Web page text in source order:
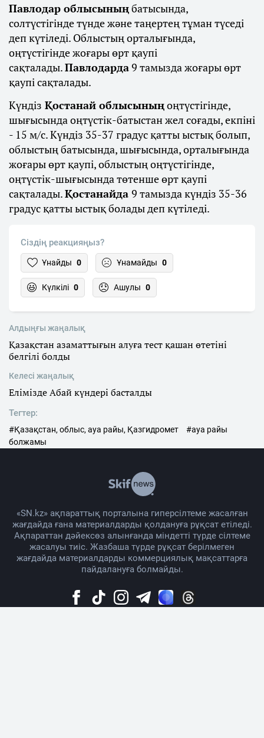
Павлодар облысыныңбатысында,
солтүстігінде түнде және таңертең тұман түседі
деп күтіледі. Облыстың орталығында,
оңтүстігінде жоғары өрт қаупі
сақталады.Павлодарда9 тамызда жоғары өрт
қаупі сақталады.
Күндіз Қостанай облысыныңоңтүстігінде,
шығысында оңтүстік-батыстан жел соғады, екпіні
- 15 м/с. Күндіз 35-37 градус қатты ыстық болып,
облыстың батысында, шығысында, орталығында
жоғары өрт қаупі, облыстың оңтүстігінде,
оңтүстік-шығысында төтенше өрт қаупі
сақталады.Қостанайда 9 тамызда күндіз 35-36
градус қатты ыстық болады деп күтіледі.
Сіздің реакцияңыз?
Ұнайды 0 Ұнамайды 0
Күлкілі 0 Ашулы 0
Алдыңғы жаңалық
Қазақстан азаматтығын алуға тест қашан өтетіні
белгілі болды
Келесі жаңалық
Елімізде Абай күндері басталды
Тегтер:
#Қазақстан, облыс, ауа райы, Қазгидромет
#ауа райы
болжамы
«SN.kz» ақпараттық порталына гиперсілтеме жасалған
жағдайда ғана материалдарды қолдануға рұқсат етіледі.
Ақпараттан дәйексөз алынғанда міндетті түрде сілтеме
жасалуы тиіс. Жазбаша түрде рұқсат берілмеген
жағдайда материалдарды коммерциялық мақсаттарға
пайдалануға болмайды.